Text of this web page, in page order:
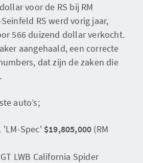
voor de RS bij RM
RS werd vorig jaar,
566 duizend dollar verkocht.
aangehaald, een correcte
dat zijn de zaken die
auto’s;
'LM-Spec' $19,805,000 (RM
LWB California Spider